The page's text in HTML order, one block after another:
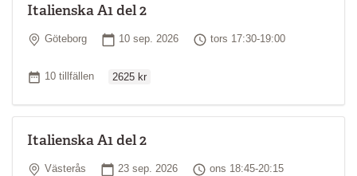
Italienska A1 del 2
Plats
Göteborg Startdatum
10 sep. 2026 Tid
tors 17:30-19:00
Antal tillfällen
10 tillfällen 2625 kr
Italienska A1 del 2
Plats
Västerås Startdatum
23 sep. 2026 Tid
ons 18:45-20:15